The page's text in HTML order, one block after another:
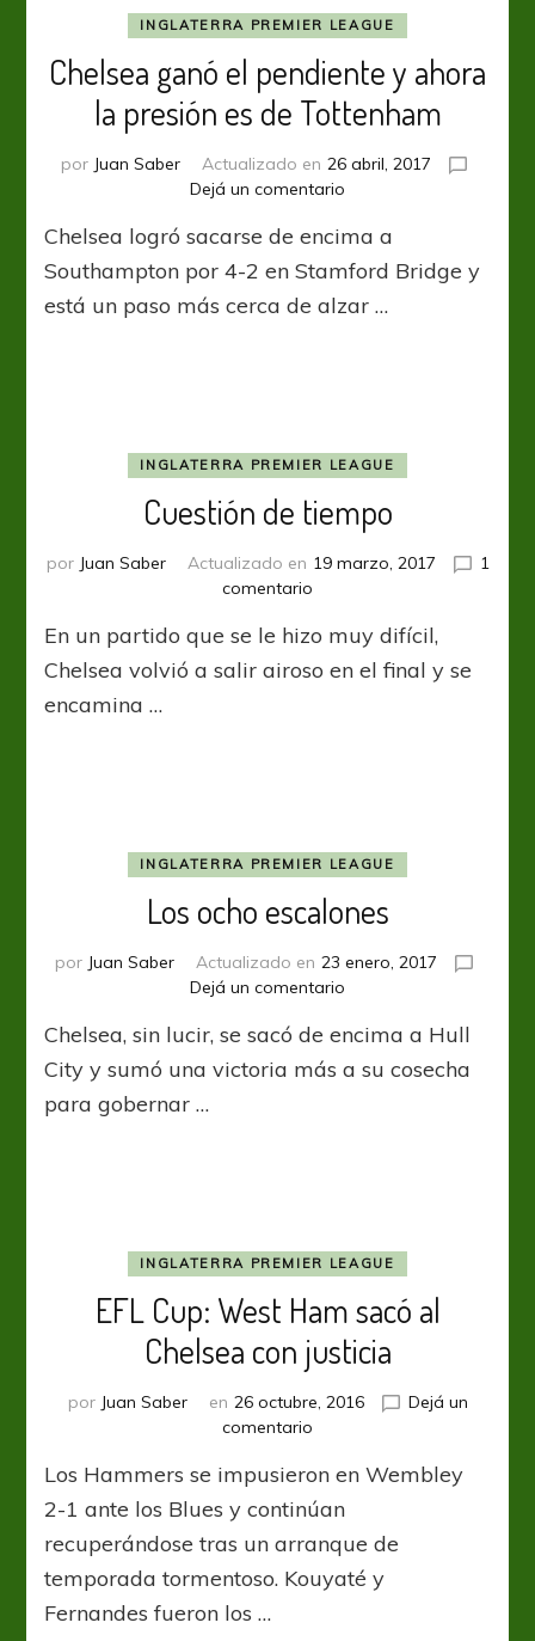
INGLATERRA PREMIER LEAGUE
Chelsea ganó el pendiente y ahora
la presión es de Tottenham
por Juan Saber Actualizado en 26 abril, 2017
Dejá un comentario
ganó
el
y
Tottenham
Chelsea logró sacarse de encima a
Southampton por 4-2 en Stamford Bridge y
está un paso más cerca de alzar …
INGLATERRA PREMIER LEAGUE
Cuestión de tiempo
por Juan Saber Actualizado en 19 marzo, 2017
1
comentario
de
tiempo
En un partido que se le hizo muy difícil,
Chelsea volvió a salir airoso en el final y se
encamina …
INGLATERRA PREMIER LEAGUE
Los ocho escalones
por Juan Saber Actualizado en 23 enero, 2017
Dejá un comentario
ocho
escalones
Chelsea, sin lucir, se sacó de encima a Hull
City y sumó una victoria más a su cosecha
para gobernar …
INGLATERRA PREMIER LEAGUE
EFL Cup: West Ham sacó al
Chelsea con justicia
por Juan Saber en 26 octubre, 2016
Dejá un
comentario
Cup:
West
sacó
al
Los Hammers se impusieron en Wembley
2-1 ante los Blues y continúan
recuperándose tras un arranque de
temporada tormentoso. Kouyaté y
Fernandes fueron los …